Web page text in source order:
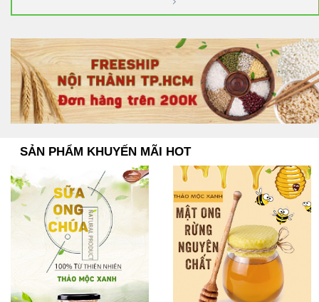
SẢN PHẨM KHUYẾN MÃI HOT